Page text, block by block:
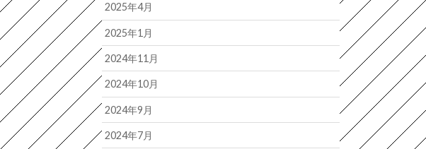
2025年4月
2025年1月
2024年11月
2024年10月
2024年9月
2024年7月